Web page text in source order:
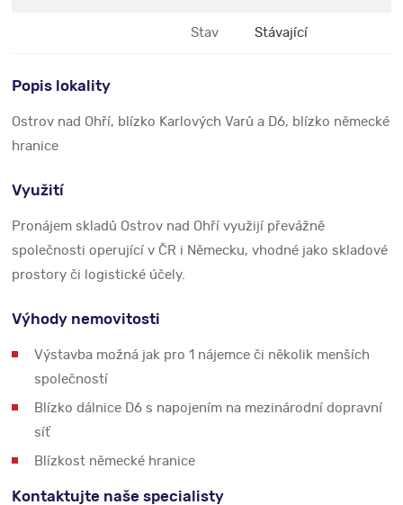
Stav Stávající
Popis lokality
Ostrov nad Ohří, blízko Karlových Varů a D6, blízko německé
hranice
Využití
Pronájem skladů Ostrov nad Ohří využijí převážně
společnosti operující v ČR i Německu, vhodné jako skladové
prostory či logistické účely.
Výhody nemovitosti
Výstavba možná jak pro 1 nájemce či několik menších
společností
Blízko dálnice D6 s napojením na mezinárodní dopravní
síť
Blízkost německé hranice
Kontaktujte naše specialisty